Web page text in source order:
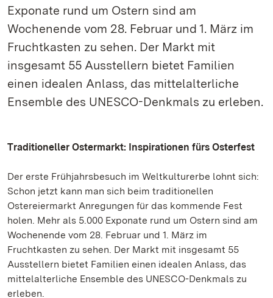
Exponate rund um Ostern sind am
Wochenende vom 28. Februar und 1. März im
Fruchtkasten zu sehen. Der Markt mit
insgesamt 55 Ausstellern bietet Familien
einen idealen Anlass, das mittelalterliche
Ensemble des UNESCO-Denkmals zu erleben.
Traditioneller Ostermarkt: Inspirationen fürs Osterfest
Der erste Frühjahrsbesuch im Weltkulturerbe lohnt sich:
Schon jetzt kann man sich beim traditionellen
Ostereiermarkt Anregungen für das kommende Fest
holen. Mehr als 5.000 Exponate rund um Ostern sind am
Wochenende vom 28. Februar und 1. März im
Fruchtkasten zu sehen. Der Markt mit insgesamt 55
Ausstellern bietet Familien einen idealen Anlass, das
mittelalterliche Ensemble des UNESCO-Denkmals zu
erleben.